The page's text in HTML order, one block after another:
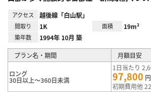
アクセス 越後線「白山駅」
間取り 1K 面積 19m²
築年数 1994年 10月 築
プラン名・期間 月額目安
ロング
30日以上～360日未満
1日当たり
97,800
初期費用他